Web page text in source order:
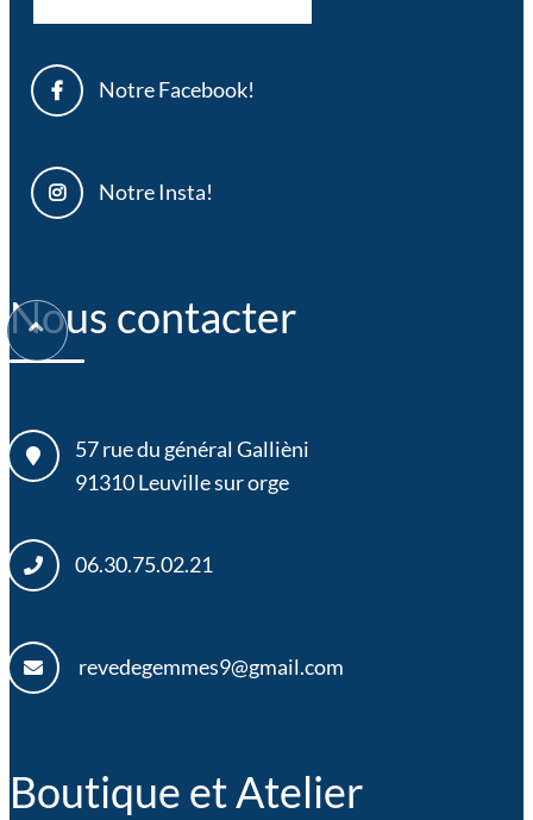
Notre Facebook!
Notre Insta!
Nous contacter
57 rue du général Gallièni
91310Leuville sur orge
06.30.75.02.21
revedegemmes9@gmail.com
Boutique et Atelier